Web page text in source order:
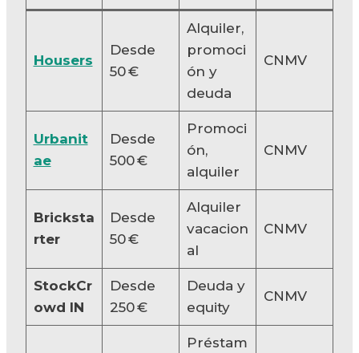
Housers
Desde
50 €
Alquiler,
promoci
ón y
deuda
CNMV
Urbanit
ae
Desde
500 €
Promoci
ón,
alquiler
CNMV
Bricksta
rter
Desde
50 €
Alquiler
vacacion
al
CNMV
StockCr
owd IN
Desde
250 €
Deuda y
equity
CNMV
Préstam